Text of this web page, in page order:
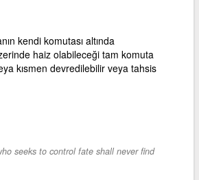
kendi komutası altında
haiz olabileceği tam komuta
kısmen devredilebilir veya tahsis
seeks to control fate shall never find